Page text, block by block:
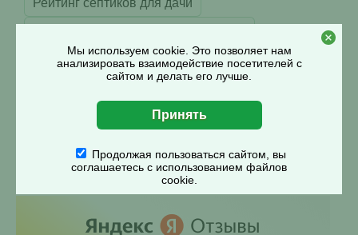
Рейтинг септиков для дачи
Правильное расположение на участке
На какую глубину закапывать станцию
Рассчитать объем канализации
Отзывы о нас на Яндекс
Мы используем cookie. Это позволяет нам
анализировать взаимодействие посетителей с
сайтом и делать его лучше.
Продолжая пользоваться сайтом, вы
соглашаетесь с использованием файлов
cookie.